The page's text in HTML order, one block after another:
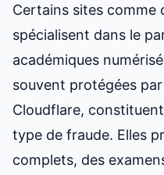
Certains sites comme
spécialisent dans le
académiques
souvent protégées
Cloudflare,
type de fraude. Elles
complets, des